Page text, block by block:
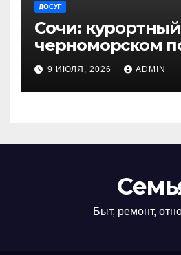
ДОСУГ
Сочи:
черноморском
9 ИЮЛЯ, 2026 ADMIN
Быт, ремонт,